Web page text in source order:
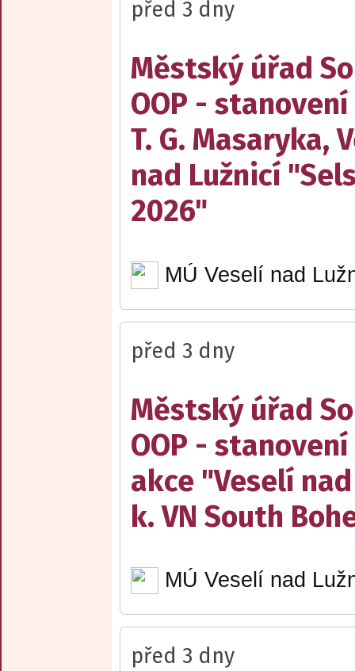
před 3 dny
Městský úřad
OOP -
T. G. Masaryka,
nad Lužnicí
2026"
MÚ Veselí nad
před 3 dny
Městský úřad
OOP -
akce "Veselí
k. VN South
MÚ Veselí nad
před 3 dny